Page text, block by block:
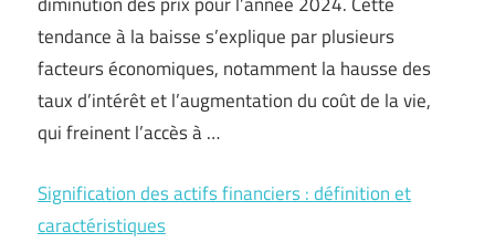
tendance à la baisse s’explique par plusieurs
facteurs économiques, notamment la hausse des
taux d’intérêt et l’augmentation du coût de la vie,
qui freinent l’accès à …
Signification des actifs financiers : définition et
caractéristiques